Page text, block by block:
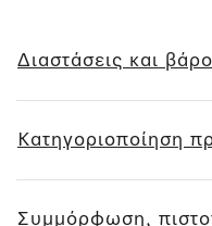
Διαστάσεις και
Κατηγοριοποίηση
Συμμόρφωση,